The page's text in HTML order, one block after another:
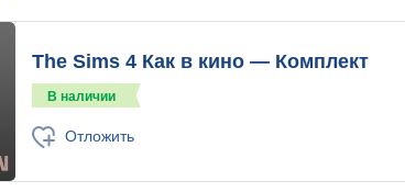
The Sims 4 Как в кино — Комплект
В наличии
Отложить